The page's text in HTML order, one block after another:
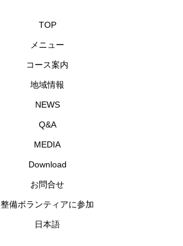
TOP
メニュー
コース案内
地域情報
NEWS
Q&A
MEDIA
Download
お問合せ
整備ボランティアに参加
日本語